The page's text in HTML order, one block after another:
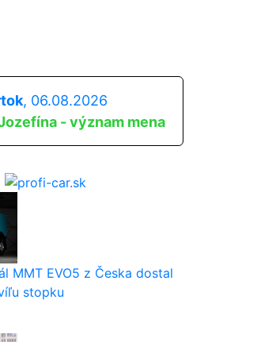
, 06.08.2026
- význam mena
MMT EVO5 z Česka dostal
stopku